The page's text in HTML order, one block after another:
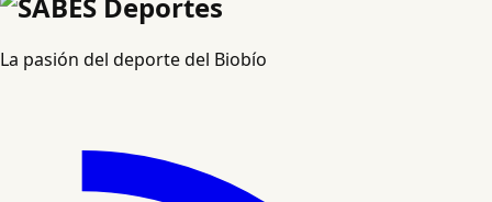
La pasión del deporte del Biobío